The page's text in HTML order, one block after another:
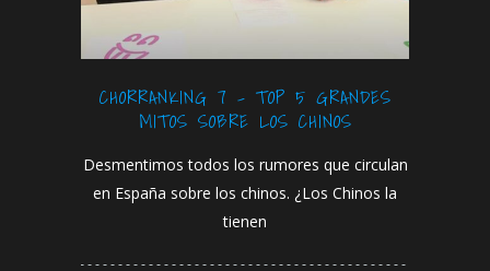
CHORRANKING 7 – TOP 5 GRANDES
MITOS SOBRE LOS CHINOS
Desmentimos todos los rumores que circulan
en España sobre los chinos. ¿Los Chinos la
tienen